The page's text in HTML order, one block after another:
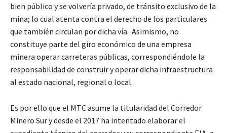
bien público y se volvería privado, de tránsito exclusivo de la
mina; lo cual atenta contra el derecho de los particulares
que también circulan por dicha vía. Asimismo, no
constituye parte del giro económico de una empresa
minera operar carreteras públicas, correspondiéndole la
responsabilidad de construir y operar dicha infraestructura
al estado nacional, regional o local.
Es por ello que el MTC asume la titularidad del Corredor
Minero Sur y desde el 2017 ha intentado elaborar el